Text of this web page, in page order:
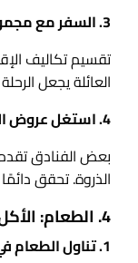
3. السفر مع مجموعة:
تقسيم تكاليف
العائلة يجعل
4. استغل عروض الفنادق:
بعض الفنادق
الذروة. تحقق
4. الطعام: الأكل المحلي يوفر ويثري تجربتك
1. تناول الطعام في الأسواق الشعبية: